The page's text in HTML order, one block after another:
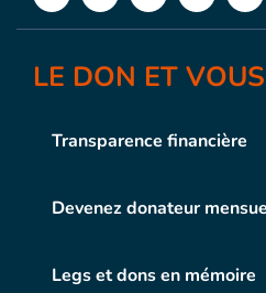
LE DON ET VOUS
Transparence financière
Devenez donateur
Legs et dons en mémoire